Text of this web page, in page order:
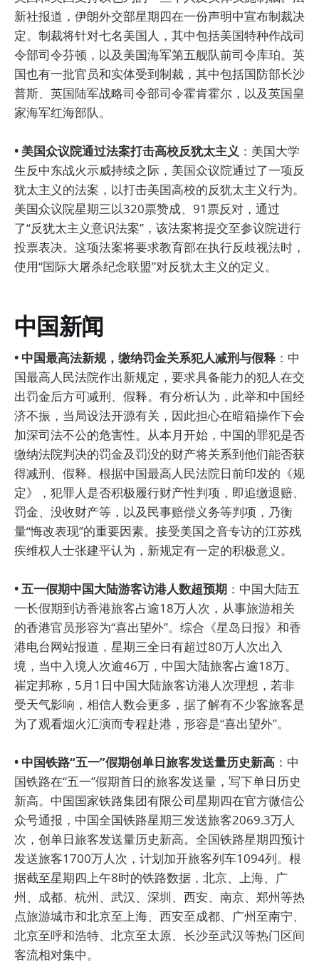
新社报道，伊朗外交部星期四在一份声明中宣布制裁决
定。制裁将针对七名美国人，其中包括美国特种作战司
令部司令芬顿，以及美国海军第五舰队前司令库珀。英
国也有一批官员和实体受到制裁，其中包括国防部长沙
普斯、英国陆军战略司令部司令霍肯霍尔，以及英国皇
家海军红海部队。
• 美国众议院通过法案打击高校反犹太主义 ：美国大学
生反中东战火示威持续之际，美国众议院通过了一项反
犹太主义的法案，以打击美国高校的反犹太主义行为。
美国众议院星期三以320票赞成、91票反对，通过
了“反犹太主义意识法案”，该法案将提交至参议院进行
投票表决。这项法案将要求教育部在执行反歧视法时，
使用“国际大屠杀纪念联盟”对反犹太主义的定义。
中国新闻
• 中国最高法新规，缴纳罚金关系犯人减刑与假释 ：中
国最高人民法院作出新规定，要求具备能力的犯人在交
出罚金后方可减刑、假释。有分析认为，此举和中国经
济不振，当局设法开源有关，因此担心在暗箱操作下会
加深司法不公的危害性。从本月开始，中国的罪犯是否
缴纳法院判决的罚金及罚没的财产将关系到他们能否获
得减刑、假释。根据中国最高人民法院日前印发的《规
定》，犯罪人是否积极履行财产性判项，即追缴退赔、
罚金、没收财产等，以及民事赔偿义务等判项，乃衡
量“悔改表现”的重要因素。接受美国之音专访的江苏残
疾维权人士张建平认为，新规定有一定的积极意义。
• 五一假期中国大陆游客访港人数超预期 ：中国大陆五
一长假期到访香港旅客占逾18万人次，从事旅游相关
的香港官员形容为“喜出望外”。综合《星岛日报》和香
港电台网站报道，星期三全日有超过80万人次出入
境，当中入境人次逾46万，中国大陆旅客占逾18万。
崔定邦称，5月1日中国大陆旅客访港人次理想，若非
受天气影响，相信人数会更多，据了解有不少客旅客是
为了观看烟火汇演而专程赴港，形容是“喜出望外”。
• 中国铁路“五一”假期创单日旅客发送量历史新高 ：中
国铁路在“五一”假期首日的旅客发送量，写下单日历史
新高。中国国家铁路集团有限公司星期四在官方微信公
众号通报，中国全国铁路星期三发送旅客2069.3万人
次，创单日旅客发送量历史新高。全国铁路星期四预计
发送旅客1700万人次，计划加开旅客列车1094列。根
据截至星期四上午8时的铁路数据，北京、上海、广
州、成都、杭州、武汉、深圳、西安、南京、郑州等热
点旅游城市和北京至上海、西安至成都、广州至南宁、
北京至呼和浩特、北京至太原、长沙至武汉等热门区间
客流相对集中。